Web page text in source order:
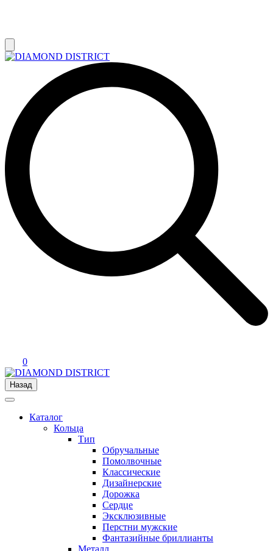
0
Назад
Каталог
Кольца
Тип
Обручальные
Помолвочные
Классические
Дизайнерские
Дорожка
Сердце
Эксклюзивные
Перстни мужские
Фантазийные бриллианты
Металл